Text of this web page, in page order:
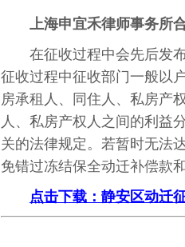
上海申宜禾律师事务所
在征收过程中会先后发
征收过程中征收部门一般以
房承租人、同住人、私房产
人、私房产权人之间的利益
关的法律规定。若暂时无法
免错过冻结保全动迁补偿款
点击下载：静安区动迁